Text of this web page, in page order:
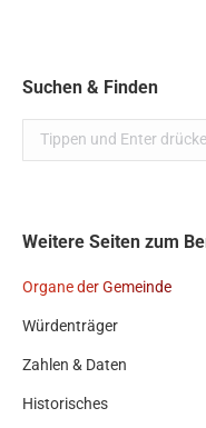
Suchen & Finden
Search:
Weitere Seiten zum
Organe der Gemeinde
Würdenträger
Zahlen & Daten
Historisches